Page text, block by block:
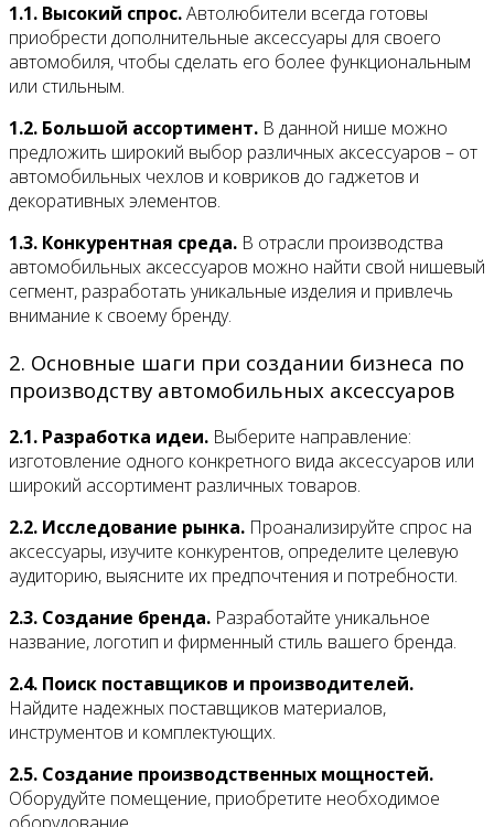
1.1. Высокий спрос.Автолюбители всегда готовы
приобрести дополнительные аксессуары для своего
автомобиля, чтобы сделать его более функциональным
или стильным.
1.2. Большой ассортимент. В данной нише можно
предложить широкий выбор различных аксессуаров – от
автомобильных чехлов и ковриков до гаджетов и
декоративных элементов.
1.3. Конкурентная среда. В отрасли производства
автомобильных аксессуаров можно найти свой нишевый
сегмент, разработать уникальные изделия и привлечь
внимание к своему бренду.
2. Основные шаги при создании бизнеса по
производству автомобильных аксессуаров
2.1. Разработка идеи. Выберите направление:
изготовление одного конкретного вида аксессуаров или
широкий ассортимент различных товаров.
2.2. Исследование рынка. Проанализируйте спрос на
аксессуары, изучите конкурентов, определите целевую
аудиторию, выясните их предпочтения и потребности.
2.3. Создание бренда. Разработайте уникальное
название, логотип и фирменный стиль вашего бренда.
2.4. Поиск поставщиков и производителей.
Найдите надежных поставщиков материалов,
инструментов и комплектующих.
2.5. Создание производственных мощностей.
Оборудуйте помещение, приобретите необходимое
оборудование.